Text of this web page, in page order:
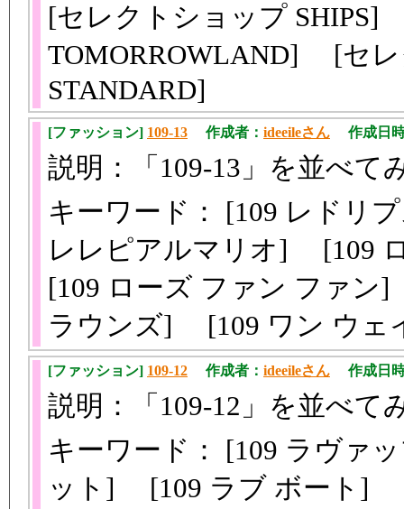
[セレクトショップ
TOMORROWLAND] [セレ
STANDARD]
[ファッション] 109-13 作成者： ideeileさん 作成日時
説明：「109-13」を並べて
キーワード： [109 レド
レレピアルマリオ] [109
[109 ローズ ファン ファ
ラウンズ] [109 ワン ウ
[ファッション] 109-12 作成者： ideeileさん 作成日時
説明：「109-12」を並べて
キーワード： [109 ラヴァ
ット] [109 ラブ ボート]